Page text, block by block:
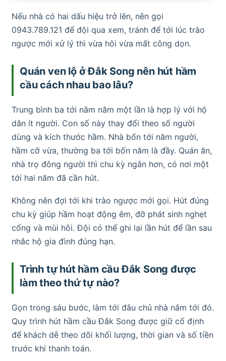
Nếu nhà có hai dấu hiệu trở lên, nên gọi
0943.789.121 để đội qua xem, tránh để tới lúc trào
ngược mới xử lý thì vừa hôi vừa mất công dọn.
Quán ven lộ ở Đắk Song nên hút hầm
cầu cách nhau bao lâu?
Trung bình ba tới năm năm một lần là hợp lý với hộ
dân ít người. Con số này thay đổi theo số người
dùng và kích thước hầm. Nhà bốn tới năm người,
hầm cỡ vừa, thường ba tới bốn năm là đầy. Quán ăn,
nhà trọ đông người thì chu kỳ ngắn hơn, có nơi một
tới hai năm đã cần hút.
Không nên đợi tới khi trào ngược mới gọi. Hút đúng
chu kỳ giúp hầm hoạt động êm, đỡ phát sinh nghẹt
cống và mùi hôi. Đội có thể ghi lại lần hút để lần sau
nhắc hộ gia đình đúng hạn.
Trình tự hút hầm cầu Đắk Song được
làm theo thứ tự nào?
Gọn trong sáu bước, làm tới đâu chủ nhà nắm tới đó.
Quy trình hút hầm cầu Đắk Song được giữ cố định
để khách dễ theo dõi khối lượng, thời gian và số tiền
trước khi thanh toán.